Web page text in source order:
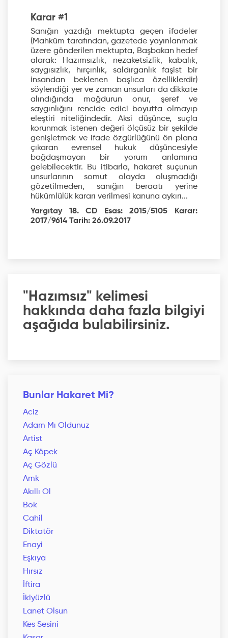
Karar #1
Sanığın yazdığı mektupta geçen ifadeler
(Mahkûm tarafından, gazetede yayınlanmak
üzere gönderilen mektupta, Başbakan hedef
alarak: Hazımsızlık, nezaketsizlik, kabalık,
saygısızlık, hırçınlık, saldırganlık faşist bir
insandan beklenen başlıca özelliklerdir)
söylendiği yer ve zaman unsurları da dikkate
alındığında mağdurun onur, şeref ve
saygınlığını rencide edici boyutta olmayıp
eleştiri niteliğindedir. Aksi düşünce, suçla
korunmak istenen değeri ölçüsüz bir şekilde
genişletmek ve ifade özgürlüğünü ön plana
çıkaran evrensel hukuk düşüncesiyle
bağdaşmayan bir yorum anlamına
gelebilecektir. Bu itibarla, hakaret suçunun
unsurlarının somut olayda oluşmadığı
gözetilmeden, sanığın beraatı yerine
hükümlülük kararı verilmesi kanuna aykırı...
Yargıtay 18. CD Esas: 2015/5105 Karar:
2017/9614 Tarih: 26.09.2017
"Hazımsız" kelimesi
hakkında daha fazla bilgiyi
aşağıda bulabilirsiniz.
Bunlar Hakaret Mi?
Aciz
Adam Mı Oldunuz
Artist
Aç Köpek
Aç Gözlü
Amk
Akıllı Ol
Bok
Cahil
Diktatör
Enayi
Eşkıya
Hırsız
İftira
İkiyüzlü
Lanet Olsun
Kes Sesini